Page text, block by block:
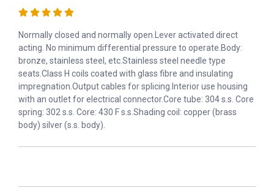
Normally closed and normally open.Lever activated direct
acting. No minimum differential pressure to operate.Body:
bronze, stainless steel, etc.Stainless steel needle type
seats.Class H coils coated with glass fibre and insulating
impregnation.Output cables for splicing.Interior use housing
with an outlet for electrical connector.Core tube: 304 s.s. Core
spring: 302 s.s. Core: 430 F s.s.Shading coil: copper (brass
body) silver (s.s. body).